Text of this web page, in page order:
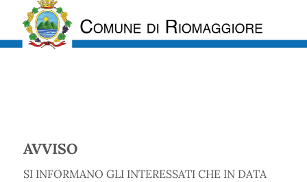
AVVISO
SI INFORMANO GLI INTERESSATI CHE IN DATA